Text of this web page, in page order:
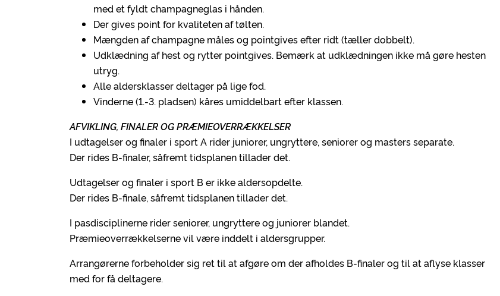
med et fyldt champagneglas i hånden.
Der gives point for kvaliteten af tølten.
Mængden af champagne måles og pointgives efter ridt (tæller dobbelt).
Udklædning af hest og rytter pointgives. Bemærk at udklædningen ikke må gøre hesten
utryg.
Alle aldersklasser deltager på lige fod.
Vinderne (1.-3. pladsen) kåres umiddelbart efter klassen.
AFVIKLING, FINALER OG PRÆMIEOVERRÆKKELSER
I udtagelser og finaler i sport A rider juniorer, ungryttere, seniorer og masters separate.
Der rides B-finaler, såfremt tidsplanen tillader det.
Udtagelser og finaler i sport B er ikke aldersopdelte.
Der rides B-finale, såfremt tidsplanen tillader det.
I pasdisciplinerne rider seniorer, ungryttere og juniorer blandet.
Præmieoverrækkelserne vil være inddelt i aldersgrupper.
Arrangørerne forbeholder sig ret til at afgøre om der afholdes B-finaler og til at aflyse klasser
med for få deltagere.